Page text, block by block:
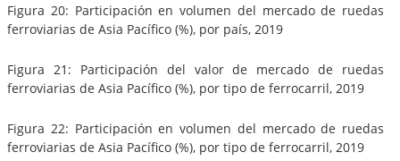
Figura 20: Participación en volumen del mercado de ruedas
ferroviarias de Asia Pacífico (%), por país, 2019
Figura 21: Participación del valor de mercado de ruedas
ferroviarias de Asia Pacífico (%), por tipo de ferrocarril, 2019
Figura 22: Participación en volumen del mercado de ruedas
ferroviarias de Asia Pacífico (%), por tipo de ferrocarril, 2019